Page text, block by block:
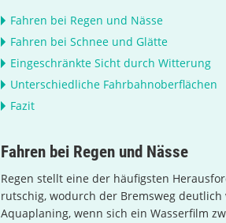
Fahren bei Regen und Nässe
Fahren bei Schnee und Glätte
Eingeschränkte Sicht durch Witterung
Unterschiedliche Fahrbahnoberflächen
Fazit
Fahren bei Regen und Nässe
Regen stellt eine der häufigsten
rutschig, wodurch der Bremsweg
Aquaplaning, wenn sich ein Wasserfilm